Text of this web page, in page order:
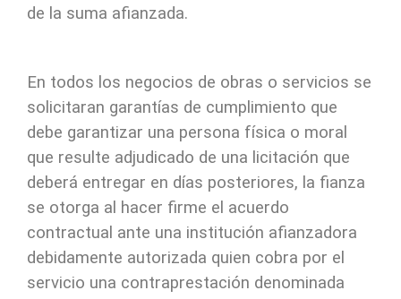
de la suma afianzada.
En todos los negocios de obras o servicios se
solicitaran garantías de cumplimiento que
debe garantizar una persona física o moral
que resulte adjudicado de una licitación que
deberá entregar en días posteriores, la fianza
se otorga al hacer firme el acuerdo
contractual ante una institución afianzadora
debidamente autorizada quien cobra por el
servicio una contraprestación denominada